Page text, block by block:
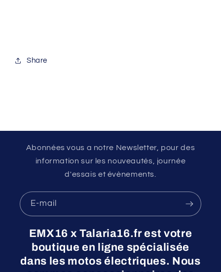
Share
Abonnées vous a notre Newsletter, pour des
information sur les nouveautés, journée
d'essais et évènements.
E-mail
EMX16 x Talaria16.fr est votre
boutique en ligne spécialisée
dans les motos électriques. Nous